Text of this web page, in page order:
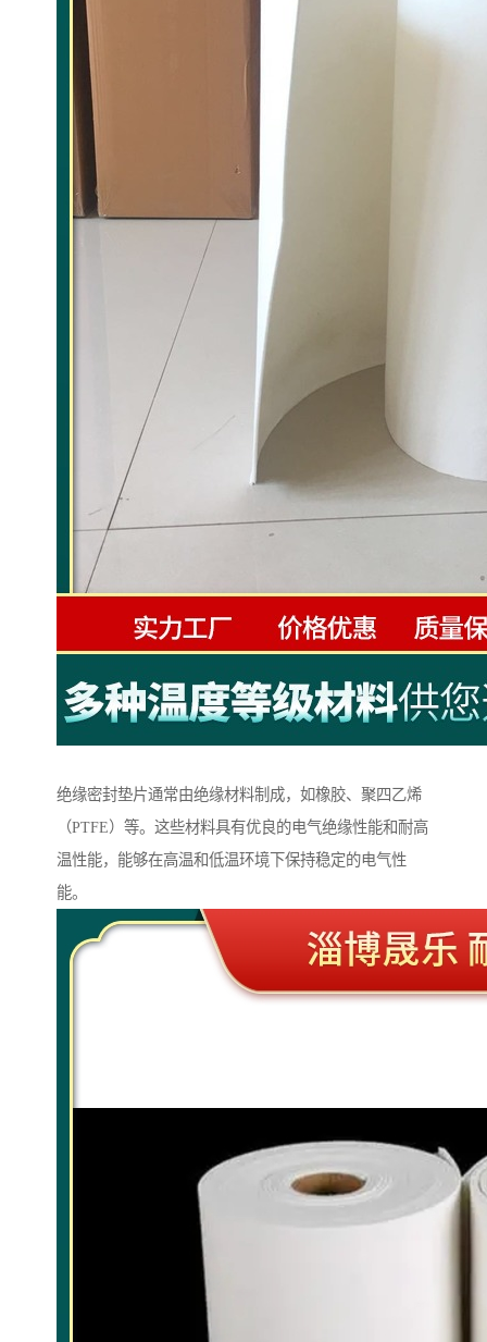
绝缘密封垫片通常由绝缘材料制成，如橡胶、聚四乙烯
（PTFE）等。这些材料具有优良的电气绝缘性能和耐高
温性能，能够在高温和低温环境下保持稳定的电气性
能。